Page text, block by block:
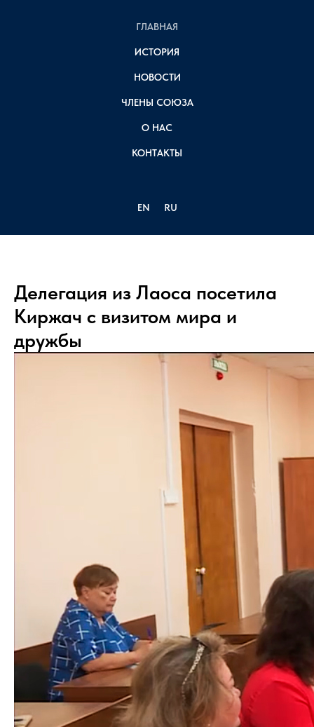
ГЛАВНАЯ
ИСТОРИЯ
НОВОСТИ
ЧЛЕНЫ СОЮЗА
О НАС
КОНТАКТЫ
EN RU
Делегация из Лаоса посетила
Киржач с визитом мира и
дружбы